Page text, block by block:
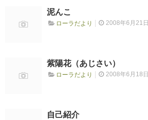
泥んこ
ローラだより 2008年6月21日
紫陽花（あじさい）
ローラだより 2008年6月18日
自己紹介